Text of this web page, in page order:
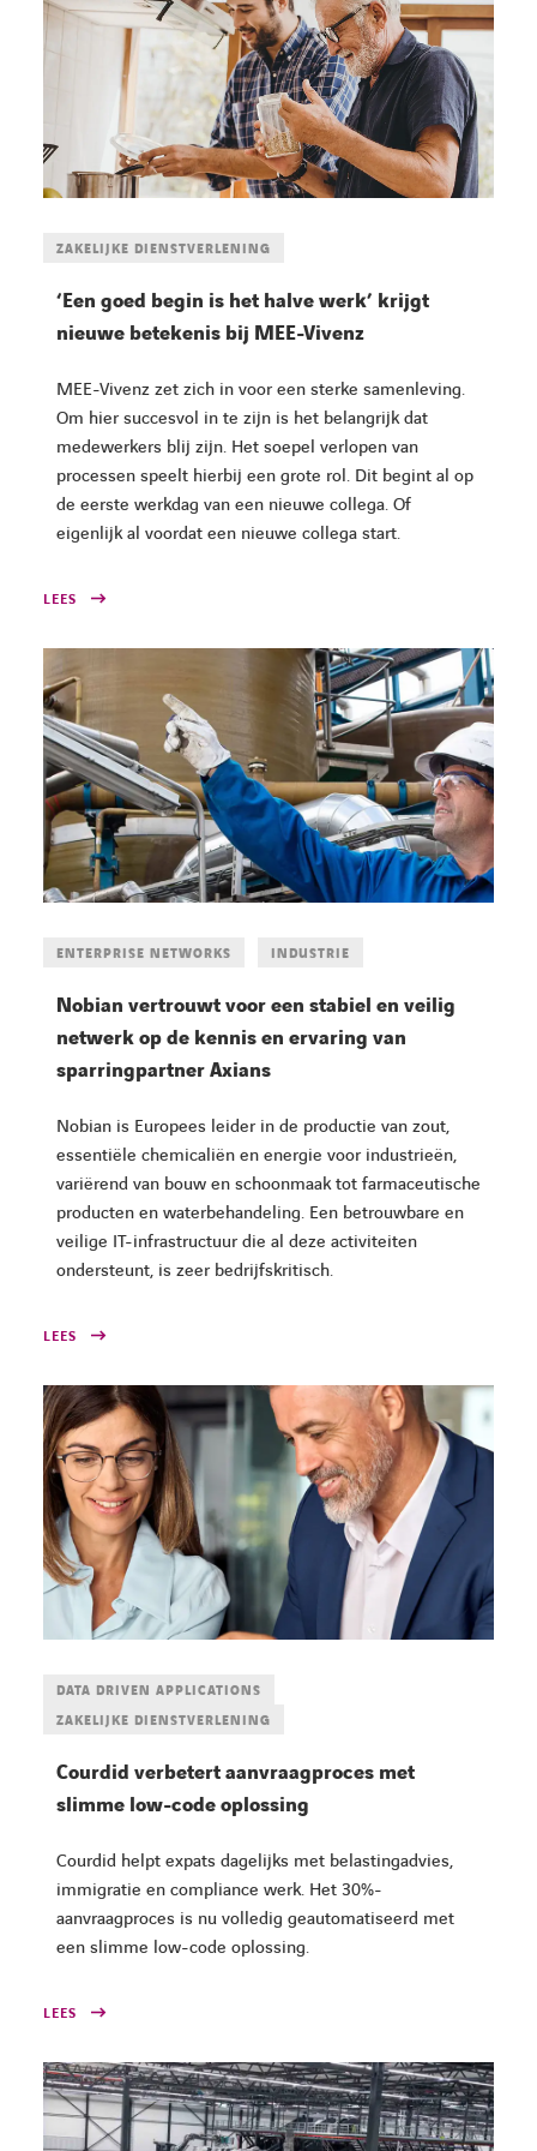
ZAKELIJKE DIENSTVERLENING
‘Een goed begin is het halve werk’ krijgt
nieuwe betekenis bij MEE-Vivenz
MEE-Vivenz zet zich in voor een sterke samenleving.
Om hier succesvol in te zijn is het belangrijk dat
medewerkers blij zijn. Het soepel verlopen van
processen speelt hierbij een grote rol. Dit begint al op
de eerste werkdag van een nieuwe collega. Of
eigenlijk al voordat een nieuwe collega start.
LEES
ENTERPRISE NETWORKS INDUSTRIE
Nobian vertrouwt voor een stabiel en veilig
netwerk op de kennis en ervaring van
sparringpartner Axians
Nobian is Europees leider in de productie van zout,
essentiële chemicaliën en energie voor industrieën,
variërend van bouw en schoonmaak tot farmaceutische
producten en waterbehandeling. Een betrouwbare en
veilige IT-infrastructuur die al deze activiteiten
ondersteunt, is zeer bedrijfskritisch.
LEES
DATA DRIVEN APPLICATIONS
ZAKELIJKE DIENSTVERLENING
Courdid verbetert aanvraagproces met
slimme low-code oplossing
Courdid helpt expats dagelijks met belastingadvies,
immigratie en compliance werk. Het 30%-
aanvraagproces is nu volledig geautomatiseerd met
een slimme low-code oplossing.
LEES